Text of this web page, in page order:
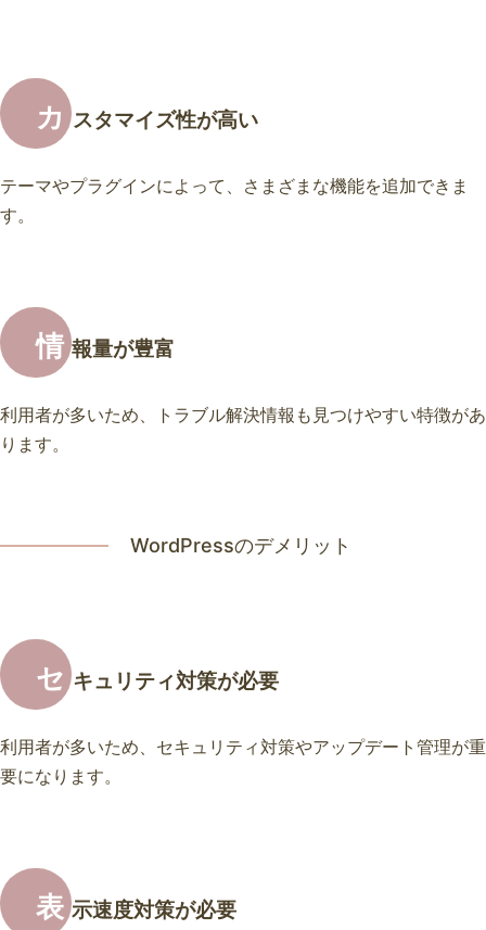
カ スタマイズ性が高い
テーマやプラグインによって、さまざまな機能を追加できま
す。
情 報量が豊富
利用者が多いため、トラブル解決情報も見つけやすい特徴があ
ります。
WordPressのデメリット
セ キュリティ対策が必要
利用者が多いため、セキュリティ対策やアップデート管理が重
要になります。
表 示速度対策が必要